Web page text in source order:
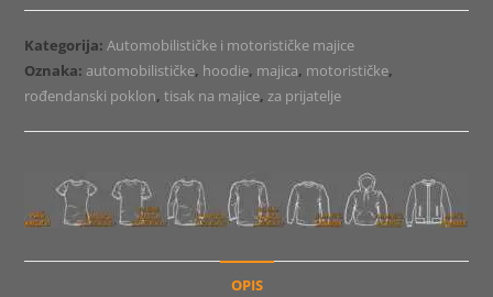
Like
Father
1
količina
Kategorija:Automobilističke i motorističke majice
Oznaka: automobilističke, hoodie, majica, motorističke,
rođendanski poklon,tisak na majice,za prijatelje
OPIS